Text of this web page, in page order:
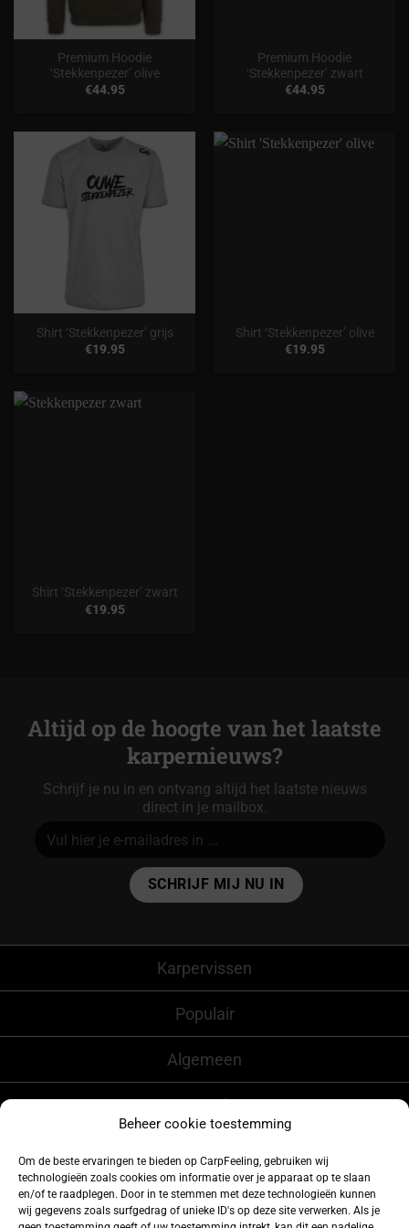
Beheer cookie toestemming
Om de beste ervaringen te bieden op CarpFeeling, gebruiken wij
technologieën zoals cookies om informatie over je apparaat op te slaan
en/of te raadplegen. Door in te stemmen met deze technologieën kunnen
wij gegevens zoals surfgedrag of unieke ID's op deze site verwerken. Als je
Premium Hoodie
‘Stekkenpezer’ olive
€44.95
Premium Hoodie
‘Stekkenpezer’ zwart
€44.95
Shirt ‘Stekkenpezer’ grijs
€19.95
Shirt ‘Stekkenpezer’ olive
€19.95
Shirt ‘Stekkenpezer’ zwart
€19.95
Altijd op de hoogte van het laatste
karpernieuws?
Schrijf je nu in en ontvang altijd het laatste nieuws
direct in je mailbox.
Karpervissen
Populair
Algemeen
Volg ons ook op